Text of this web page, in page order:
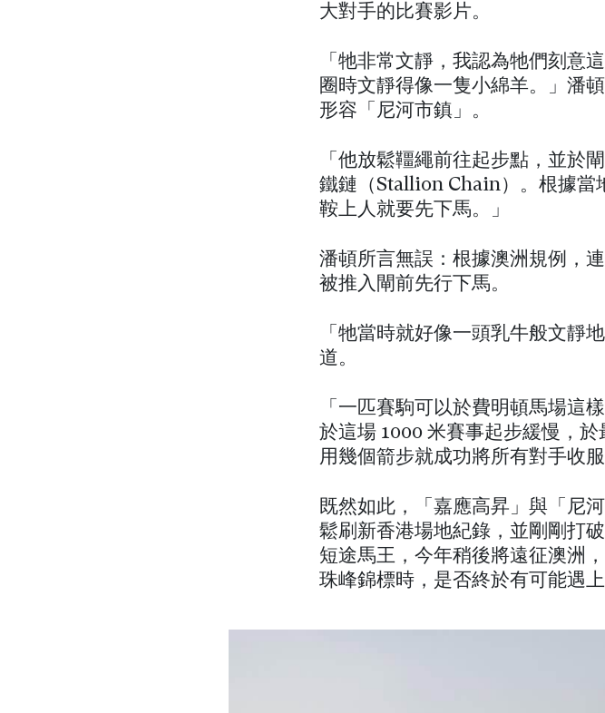
大對手的比賽影片。
「牠非常文靜，我認為牠們刻意
圈時文靜得像一隻小綿羊。」潘
形容「尼河市鎮」。
「他放鬆韁繩前往起步點，並於
鐵鏈（Stallion Chain）。根據當
鞍上人就要先下馬。」
潘頓所言無誤：根據澳洲規例，
被推入閘前先行下馬。
「牠當時就好像一頭乳牛般文靜
道。
「一匹賽駒可以於費明頓馬場這
於這場 1000 米賽事起步緩慢，
用幾個箭步就成功將所有對手收服
既然如此，「嘉應高昇」與「尼
鬆刷新香港場地紀錄，並剛剛打
短途馬王，今年稍後將遠征澳洲
珠峰錦標時，是否終於有可能遇